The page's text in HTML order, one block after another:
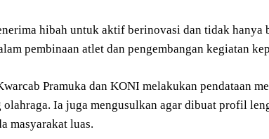
hibah untuk aktif berinovasi dan tidak
pembinaan atlet dan pengembangan kegiatan
Pramuka dan KONI melakukan pendataan
Ia juga mengusulkan agar dibuat profil
masyarakat luas.